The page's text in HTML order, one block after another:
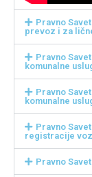
Pravno
prevoz i za
Pravno
komunalne
Pravno
komunalne
Pravno
registracije
Pravno